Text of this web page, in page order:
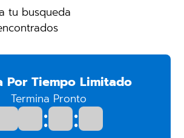
tu busqueda
Por Tiempo Limitado
Termina Pronto
: :